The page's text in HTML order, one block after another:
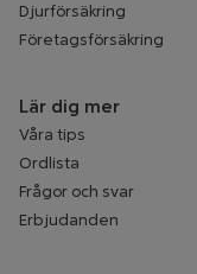
Djurförsäkring
Företagsförsäkring
Lär dig mer
Våra tips
Ordlista
Frågor och svar
Erbjudanden